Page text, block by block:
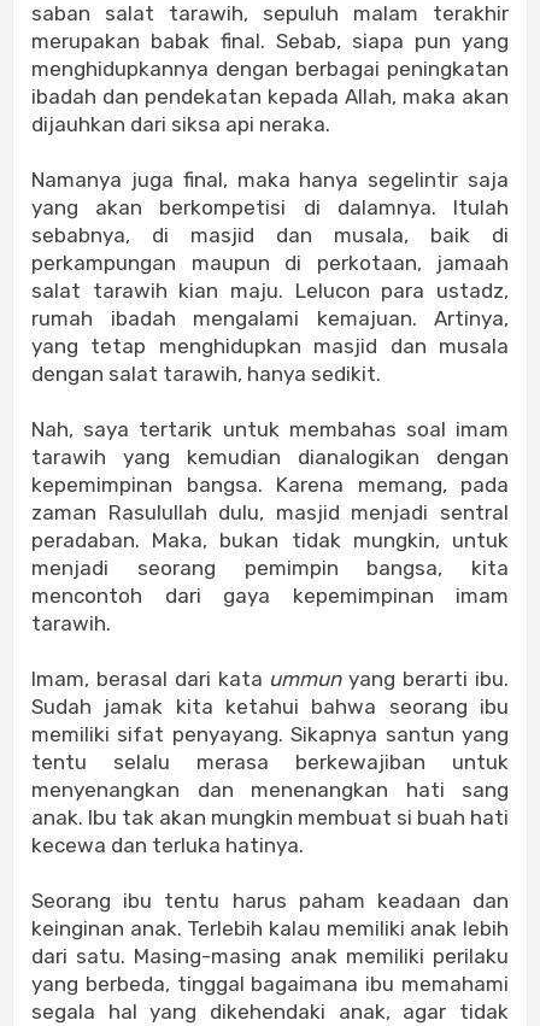
saban salat tarawih, sepuluh malam terakhir
merupakan babak final. Sebab, siapa pun yang
menghidupkannya dengan berbagai peningkatan
ibadah dan pendekatan kepada Allah, maka akan
dijauhkan dari siksa api neraka.
Namanya juga final, maka hanya segelintir saja
yang akan berkompetisi di dalamnya. Itulah
sebabnya, di masjid dan musala, baik di
perkampungan maupun di perkotaan, jamaah
salat tarawih kian maju. Lelucon para ustadz,
rumah ibadah mengalami kemajuan. Artinya,
yang tetap menghidupkan masjid dan musala
dengan salat tarawih, hanya sedikit.
Nah, saya tertarik untuk membahas soal imam
tarawih yang kemudian dianalogikan dengan
kepemimpinan bangsa. Karena memang, pada
zaman Rasulullah dulu, masjid menjadi sentral
peradaban. Maka, bukan tidak mungkin, untuk
menjadi seorang pemimpin bangsa, kita
mencontoh dari gaya kepemimpinan imam
tarawih.
Imam, berasal dari kata ummunyang berarti ibu.
Sudah jamak kita ketahui bahwa seorang ibu
memiliki sifat penyayang. Sikapnya santun yang
tentu selalu merasa berkewajiban untuk
menyenangkan dan menenangkan hati sang
anak. Ibu tak akan mungkin membuat si buah hati
kecewa dan terluka hatinya.
Seorang ibu tentu harus paham keadaan dan
keinginan anak. Terlebih kalau memiliki anak lebih
dari satu. Masing-masing anak memiliki perilaku
yang berbeda, tinggal bagaimana ibu memahami
segala hal yang dikehendaki anak, agar tidak